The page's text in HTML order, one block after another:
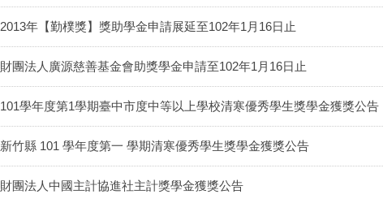
2013年【勤樸獎】獎助學金申請展延至102年1月16日止
財團法人廣源慈善基金會助獎學金申請至102年1月16日止
101學年度第1學期臺中市度中等以上學校清寒優秀學生獎學金獲獎公告
新竹縣 101 學年度第一 學期清寒優秀學生獎學金獲獎公告
財團法人中國主計協進社主計獎學金獲獎公告